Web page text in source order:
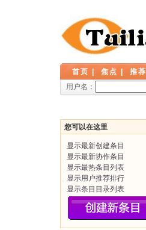
首页 焦点 推荐
用户名：
您可以在这里
显示最新创建条目
显示最新协作条目
显示最热条目列表
显示用户推荐排行
显示条目目录列表